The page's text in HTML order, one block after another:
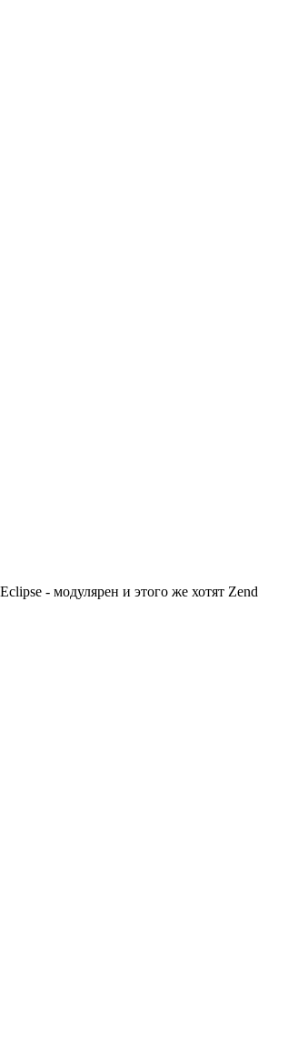
- модулярен и этого же хотят Zend